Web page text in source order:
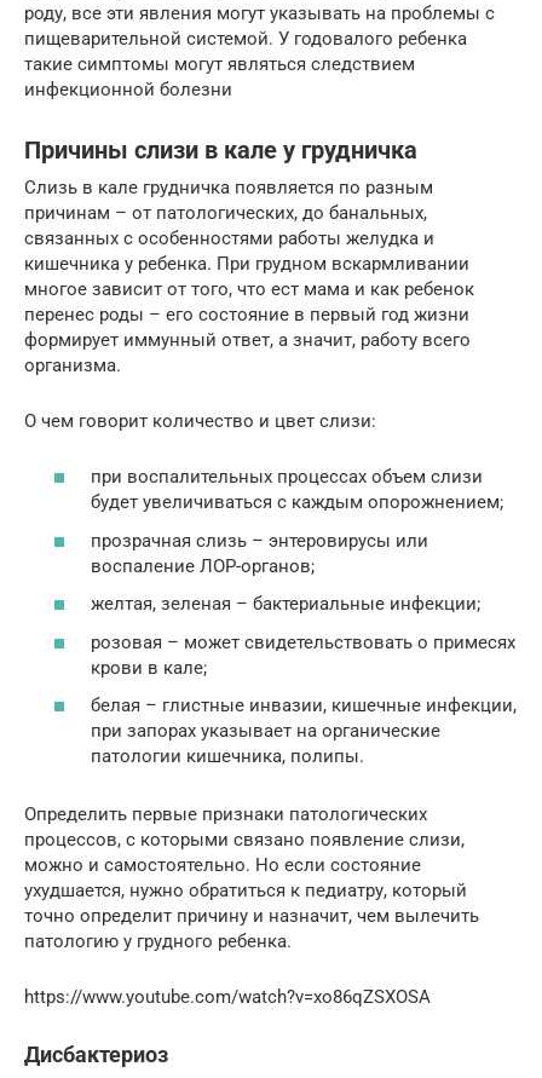
роду, все эти явления могут указывать на проблемы с
пищеварительной системой. У годовалого ребенка
такие симптомы могут являться следствием
инфекционной болезни
Причины слизи в кале у грудничка
Слизь в кале грудничка появляется по разным
причинам – от патологических, до банальных,
связанных с особенностями работы желудка и
кишечника у ребенка. При грудном вскармливании
многое зависит от того, что ест мама и как ребенок
перенес роды – его состояние в первый год жизни
формирует иммунный ответ, а значит, работу всего
организма.
О чем говорит количество и цвет слизи:
при воспалительных процессах объем слизи
будет увеличиваться с каждым опорожнением;
прозрачная слизь – энтеровирусы или
воспаление ЛОР-органов;
желтая, зеленая – бактериальные инфекции;
розовая – может свидетельствовать о примесях
крови в кале;
белая – глистные инвазии, кишечные инфекции,
при запорах указывает на органические
патологии кишечника, полипы.
Определить первые признаки патологических
процессов, с которыми связано появление слизи,
можно и самостоятельно. Но если состояние
ухудшается, нужно обратиться к педиатру, который
точно определит причину и назначит, чем вылечить
патологию у грудного ребенка.
https://www.youtube.com/watch?v=xo86qZSXOSA
Дисбактериоз